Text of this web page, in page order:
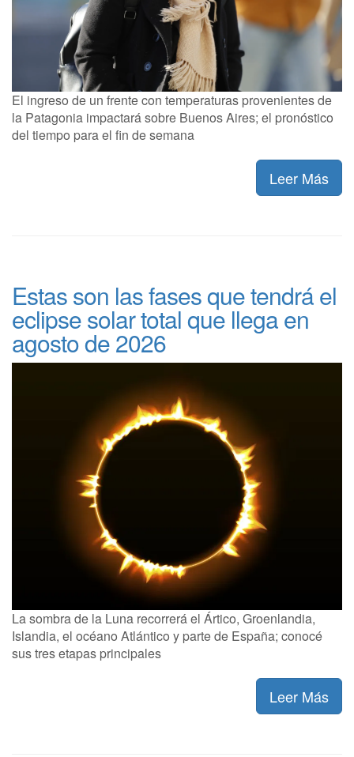
El ingreso de un frente con temperaturas provenientes de
la Patagonia impactará sobre Buenos Aires; el pronóstico
del tiempo para el fin de semana
Leer Más
Estas son las fases que tendrá el
eclipse solar total que llega en
agosto de 2026
La sombra de la Luna recorrerá el Ártico, Groenlandia,
Islandia, el océano Atlántico y parte de España; conocé
sus tres etapas principales
Leer Más